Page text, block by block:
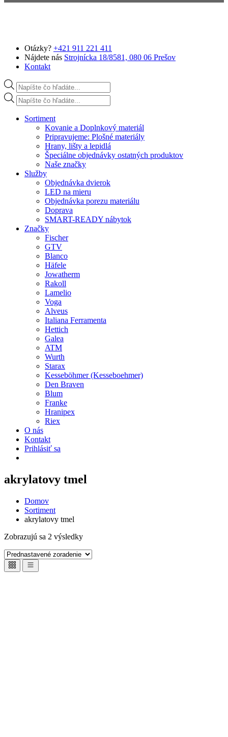
Otázky? +421 911 221 411
Nájdete nás Strojnícka 18/8581, 080 06 Prešov
Kontakt
Products search
Products search
Sortiment
Kovanie a Doplnkový materiál
Pripravujeme: Plošné materiály
Hrany, lišty a lepidlá
Špeciálne objednávky ostatných produktov
Naše značky
Služby
Objednávka dvierok
LED na mieru
Objednávka porezu materiálu
Doprava
SMART-READY nábytok
Značky
Fischer
GTV
Blanco
Häfele
Jowatherm
Rakoll
Lamelio
Voga
Alveus
Italiana Ferramenta
Hettich
Galea
ATM
Wurth
Starax
Kesseböhmer (Kesseboehmer)
Den Braven
Blum
Franke
Hranipex
Riex
O nás
Kontakt
Prihlásiť sa
akrylatovy tmel
Domov
Sortiment
akrylatovy tmel
Zobrazujú sa 2 výsledky